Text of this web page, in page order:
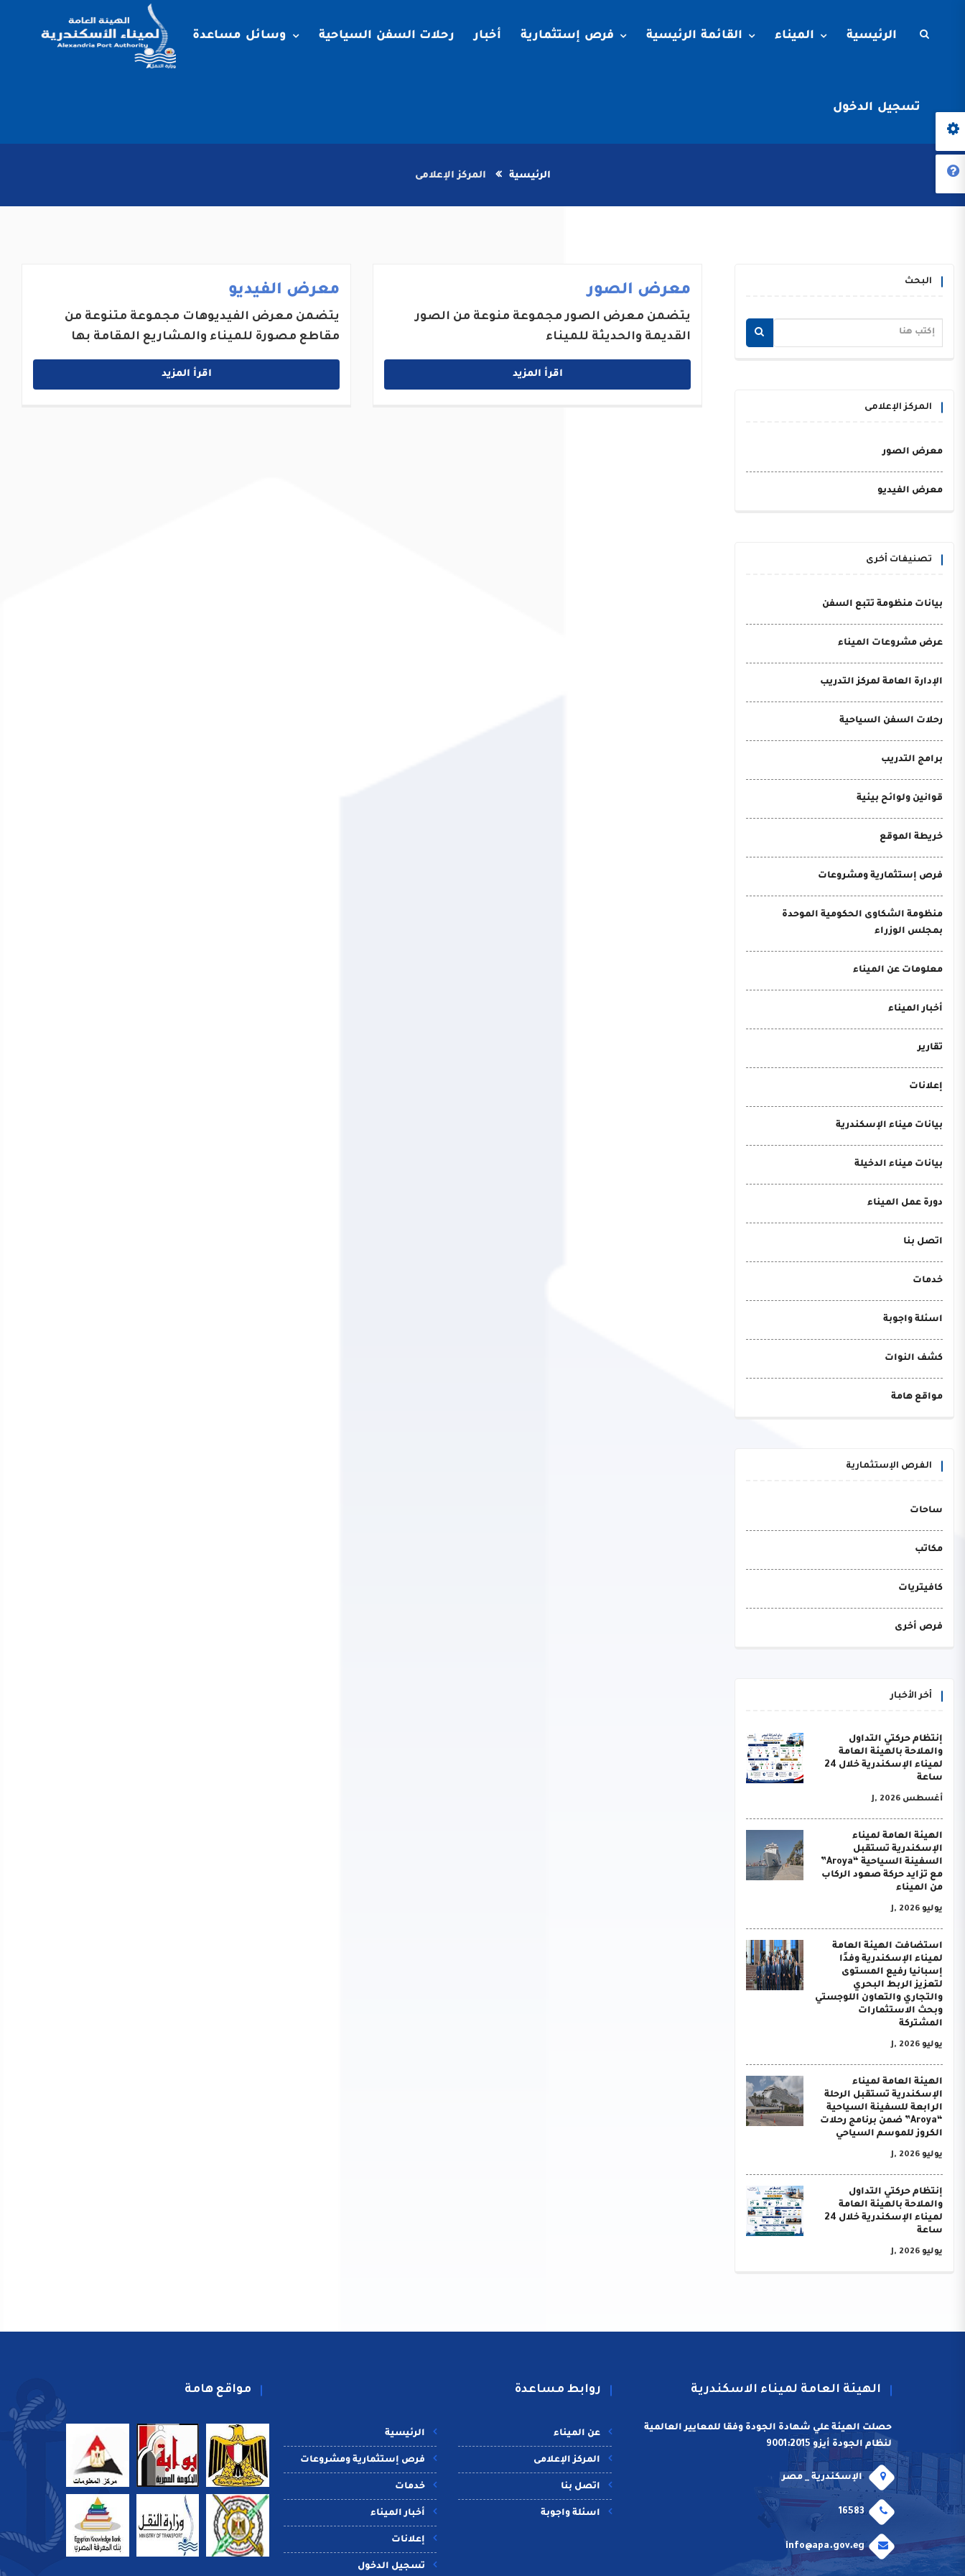
الرئيسية الميناء القائمة الرئيسية فرص إستثمارية أخبار رحلات السفن السياحية وسائل مساعدة
تسجيل الدخول
الرئيسية المركز الإعلامى
البحث
المركز الإعلامى
معرض الصور
معرض الفيديو
تصنيفات أخرى
بيانات منظومة تتبع السفن
عرض مشروعات الميناء
الإدارة العامة لمركز التدريب
رحلات السفن السياحية
برامج التدريب
قوانين ولوائح بيئية
خريطة الموقع
فرص إستثمارية ومشروعات
منظومة الشكاوى الحكومية الموحدة
بمجلس الوزراء
معلومات عن الميناء
أخبار الميناء
تقارير
إعلانات
بيانات ميناء الإسكندرية
بيانات ميناء الدخيلة
دورة عمل الميناء
اتصل بنا
خدمات
اسئلة واجوبة
كشف النوات
مواقع هامة
الفرص الإستثمارية
ساحات
مكاتب
كافيتريات
فرص أخرى
أخر الأخبار
إنتظام حركتي التداول
والملاحة بالهيئة العامة
لميناء الإسكندرية خلال 24
ساعة
أغسطس J, 2026
الهيئة العامة لميناء
الإسكندرية تستقبل
السفينة السياحية “Aroya”
مع تزايد حركة صعود الركاب
من الميناء
يوليو J, 2026
استضافت الهيئة العامة
لميناء الإسكندرية وفدًا
إسبانيا رفيع المستوى
لتعزيز الربط البحري
والتجاري والتعاون اللوجستي
وبحث الاستثمارات
المشتركة
يوليو J, 2026
الهيئة العامة لميناء
الإسكندرية تستقبل الرحلة
الرابعة للسفينة السياحية
“Aroya” ضمن برنامج رحلات
الكروز للموسم السياحي
يوليو J, 2026
إنتظام حركتي التداول
والملاحة بالهيئة العامة
لميناء الإسكندرية خلال 24
ساعة
يوليو J, 2026
معرض الصور
يتضمن معرض الصور مجموعة منوعة من الصور
القديمة والحديثة للميناء
اقرأ المزيد
معرض الفيديو
يتضمن معرض الفيديوهات مجموعة متنوعة من
مقاطع مصورة للميناء والمشاريع المقامة بها
اقرأ المزيد
الهيئة العامة لميناء الاسكندرية
حصلت الهيئة علي شهادة الجودة وفقا للمعايير العالمية
لنظام الجودة أيزو 9001:2015
الإسكندرية _ مصر
16583
info@apa.gov.eg
روابط مساعدة
الرئيسية
فرص إستثمارية ومشروعات
خدمات
أخبار الميناء
إعلانات
تسجيل الدخول
عن الميناء
المركز الإعلامى
اتصل بنا
اسئلة واجوبة
مواقع هامة